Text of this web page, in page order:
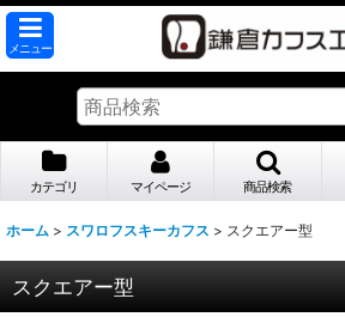
メニュー
カテゴリ マイページ 商品検索
ホーム > スワロフスキーカフス > スクエアー型
スクエアー型